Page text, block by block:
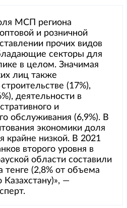
МСП региона
и розничной
прочих видов
секторы для
в целом. Значимая
лиц также
(17%),
деятельности в
и
обслуживания (6,9%). В
экономики доля
крайне низкой. В 2021
второго уровня в
области составили
тенге (2,8% от объема
Казахстану)», —